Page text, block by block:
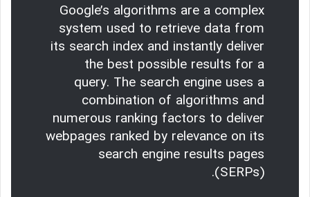
Google’s algorithms are a complex
system used to retrieve data from
its search index and instantly deliver
the best possible results for a
query. The search engine uses a
combination of algorithms and
numerous ranking factors to deliver
webpages ranked by relevance on its
search engine results pages
(SERPs).